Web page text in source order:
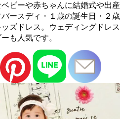
ビーや赤ちゃんに結婚式や出産
ースディ・１歳の誕生日・２歳
ズドレス。ウェディングドレス
も人気です。